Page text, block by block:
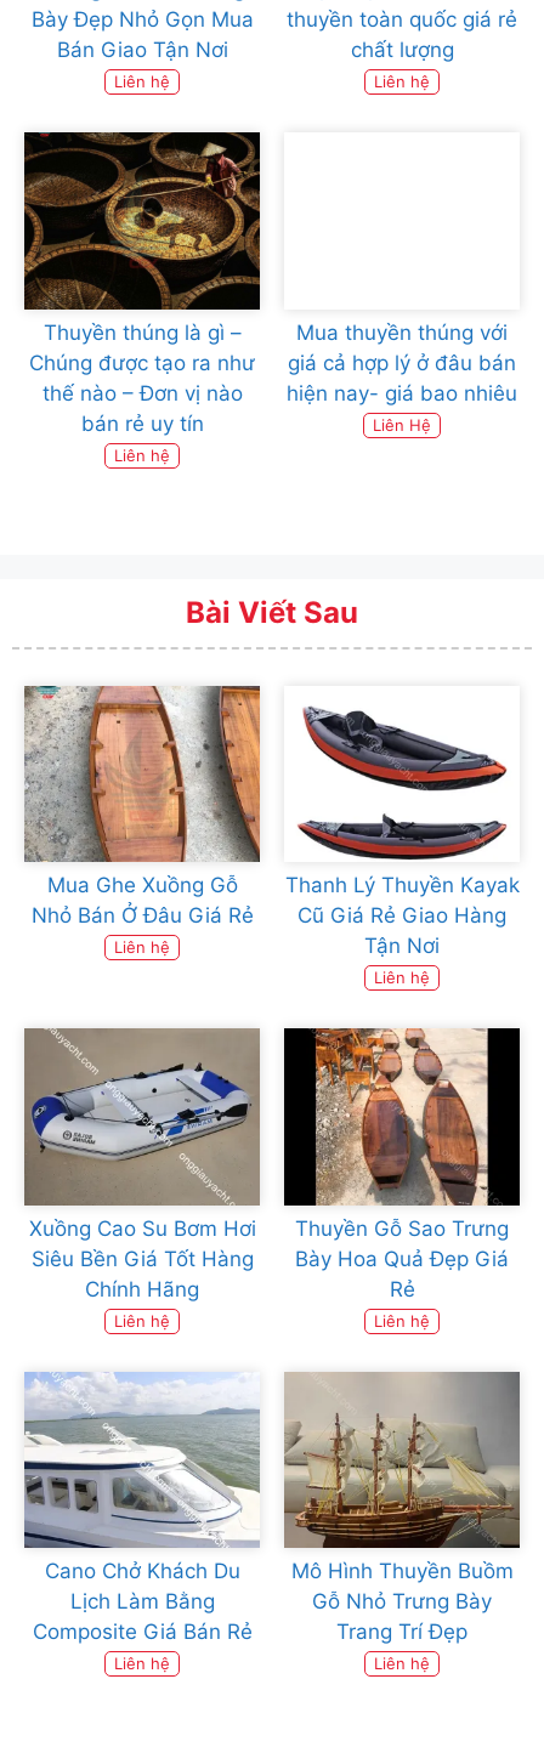
Bày Đẹp Nhỏ Gọn Mua
Bán Giao Tận Nơi
Liên hệ
thuyền toàn quốc giá rẻ
chất lượng
Liên hệ
Thuyền thúng là gì –
Chúng được tạo ra như
thế nào – Đơn vị nào
bán rẻ uy tín
Liên hệ
Mua thuyền thúng với
giá cả hợp lý ở đâu bán
hiện nay- giá bao nhiêu
Liên Hệ
Bài Viết Sau
Mua Ghe Xuồng Gỗ
Nhỏ Bán Ở Đâu Giá Rẻ
Liên hệ
Thanh Lý Thuyền Kayak
Cũ Giá Rẻ Giao Hàng
Tận Nơi
Liên hệ
Xuồng Cao Su Bơm Hơi
Siêu Bền Giá Tốt Hàng
Chính Hãng
Liên hệ
Thuyền Gỗ Sao Trưng
Bày Hoa Quả Đẹp Giá
Rẻ
Liên hệ
Cano Chở Khách Du
Lịch Làm Bằng
Composite Giá Bán Rẻ
Liên hệ
Mô Hình Thuyền Buồm
Gỗ Nhỏ Trưng Bày
Trang Trí Đẹp
Liên hệ